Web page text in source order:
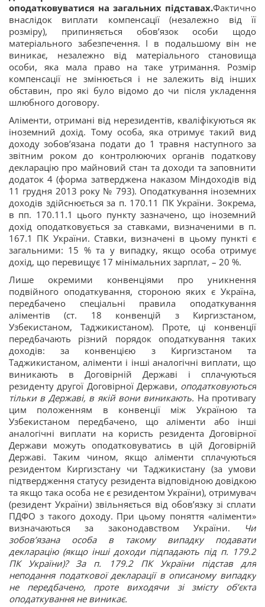
оподатковуватися на загальних підставах.Фактично
внаслідок виплати компенсації (незалежно від її
розміру), припиняється обов’язок особи щодо
матеріального забезпечення. І в подальшому він не
виникає, незалежно від матеріального становища
особи, яка мала право на таке утримання. Розмір
компенсації не змінюється і не залежить від інших
обставин, про які було відомо до чи після укладення
шлюбного договору.
Аліменти, отримані від нерезидентів, кваліфікуються як
іноземний дохід. Тому особа, яка отримує такий вид
доходу зобов’язана подати до 1 травня наступного за
звітним роком до контролюючих органів податкову
декларацію про майновий стан та доходи та заповнити
додаток 4 (форма затверджена наказом Міндоходів від
11 грудня 2013 року № 793). Оподаткування іноземних
доходів здійснюється за п. 170.11 ПК України. Зокрема,
в пп. 170.11.1 цього пункту зазначено, що іноземний
дохід оподатковується за ставками, визначеними в п.
167.1 ПК України. Ставки, визначені в цьому пункті є
загальними: 15 % та у випадку, якщо особа отримує
дохід, що перевищує 17 мінімальних зарплат, – 20 %.
Лише окремими конвенціями про уникнення
подвійного оподаткування, стороною яких є Україна,
передбачено спеціальні правила оподаткування
аліментів (ст. 18 конвенцій з Киргизстаном,
Узбекистаном, Таджикистаном). Проте, ці конвенції
передбачають різний порядок оподаткування таких
доходів: за конвенцією з Киргизстаном та
Таджикистаном, аліменти і інші аналогічні виплати, що
виникають в Договірній Державі і сплачуються
резиденту другої Договірної Держави, оподатковуються
тільки в Державі, в якій вони виникають. На противагу
цим положенням в конвенції між Україною та
Узбекистаном передбачено, що аліменти або інші
аналогічні виплати на користь резидента Договірної
Держави можуть оподатковуватись в цій Договірній
Державі. Таким чином, якщо аліменти сплачуються
резидентом Киргизстану чи Таджикистану (за умови
підтвердження статусу резидента відповідною довідкою
та якщо така особа не є резидентом України), отримувач
(резидент України) звільняється від обов’язку зі сплати
ПДФО з такого доходу. При цьому поняття «аліменти»
визначаються за законодавством України. Чи
зобов’язана особа в такому випадку подавати
декларацію (якщо інші доходи підпадають під п. 179.2
ПК України)? За п. 179.2 ПК України підстав для
неподання податкової декларації в описаному випадку
не передбачено, проте виходячи зі змісту об’єкта
оподаткування не виникає.